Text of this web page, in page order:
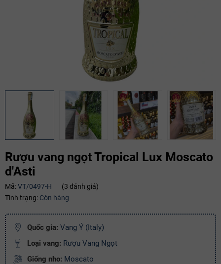
Rượu vang ngọt Tropical Lux Moscato
d'Asti
Mã:VT/0497-H
(3 đánh giá)
Tình trạng: Còn hàng
Quốc gia: Vang Ý (Italy)
Loại vang: Rượu Vang Ngọt
Giống nho: Moscato
Ngày hết hạn:
Điều kiện:
Copy mã và nhập mã ở trangTHANH TOÁN